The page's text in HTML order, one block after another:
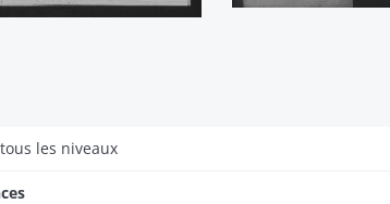
les niveaux